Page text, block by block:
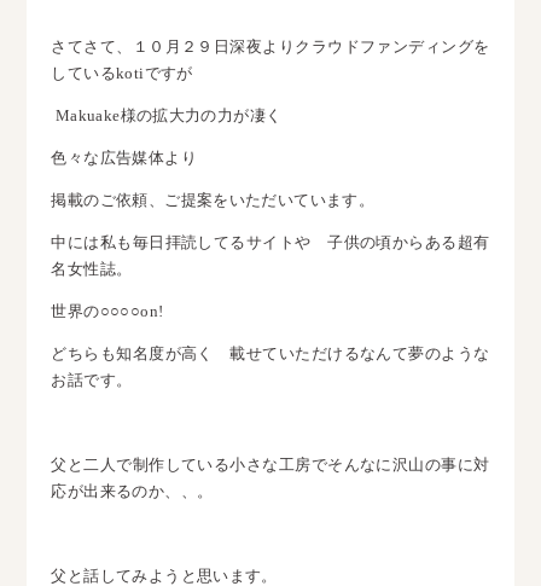
さてさて、１０月２９日深夜よりクラウドファンディングを
しているkotiですが
Makuake様の拡大力の力が凄く
色々な広告媒体より
掲載のご依頼、ご提案をいただいています。
中には私も毎日拝読してるサイトや 子供の頃からある超有
名女性誌。
世界の○○○○on!
どちらも知名度が高く 載せていただけるなんて夢のような
お話です。
父と二人で制作している小さな工房でそんなに沢山の事に対
応が出来るのか、、。
父と話してみようと思います。